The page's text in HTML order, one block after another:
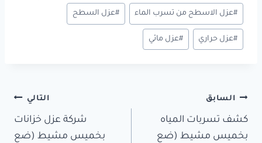
#عزل الاسطح من تسرب الماء #عزل السطح
#عزل حراري #عزل مائي
تصفّح
المقالات
السابق
كشف تسربات المياه
بخميس مشيط (ضع
التالي
شركة عزل خزانات
بخميس مشيط (ضع